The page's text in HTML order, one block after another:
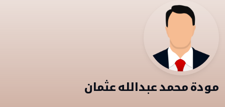
مودة محمد عبدالله عثمان